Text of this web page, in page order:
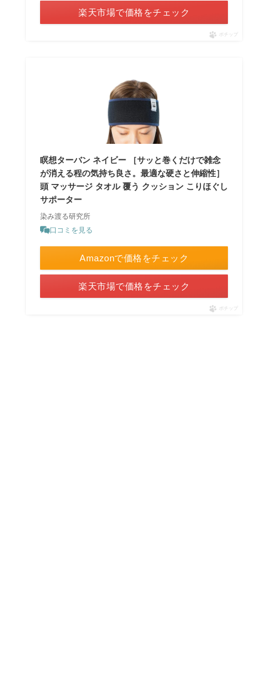
楽天市場で価格をチェック
ポチップ
瞑想ターバン ネイビー ［サッと巻くだけで雑念
が消える程の気持ち良さ。最適な硬さと伸縮性］
頭 マッサージ タオル 覆う クッション こりほぐし
サポーター
染み渡る研究所
口コミを見る
Amazonで価格をチェック
楽天市場で価格をチェック
ポチップ